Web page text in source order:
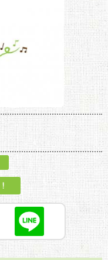
ここいこう！